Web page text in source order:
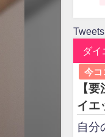
ダイ
今コ
【
イエ
自分